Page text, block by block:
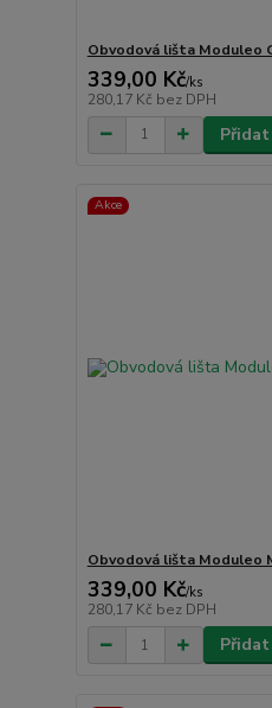
Obvodová lišta Moduleo
339,00 Kč/ks
280,17 Kč bez DPH
Akce
Obvodová lišta Moduleo
339,00 Kč/ks
280,17 Kč bez DPH